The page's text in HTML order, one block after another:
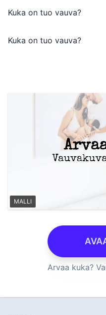
Kuka on tuo vauva?
Kuka on tuo vauva?
MALLI
Arvaa kuka?